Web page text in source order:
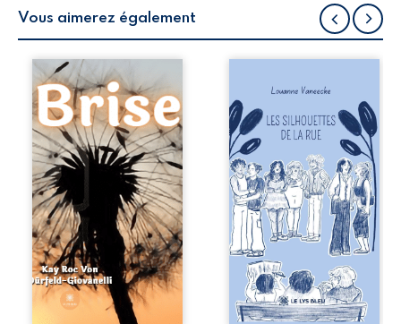
Vous aimerez également
Entre positions et
réflexions
philosophiques,
Brise est un
regard ouvert sur
la terre, un
véritable jardin
qui permet de
deviner une vie
mystique. Son
condensé,
donnant un sens à
l’existence, éveille
la sagesse et
laisse planer une
question à
la rue donne la
parole à six
personnages
ordinaires,
traversés par des
pensées, des
émotions et des
silences qui
pourraient
appartenir à
chacun de nous. À
travers leurs
parcours, ce
roman invite à
porter un regard